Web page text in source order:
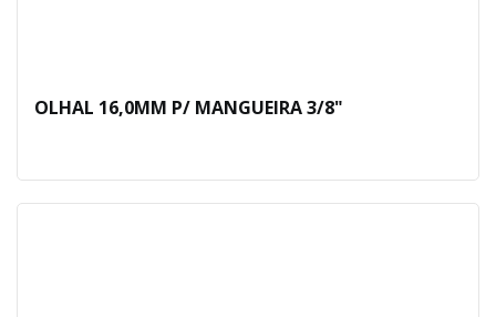
OLHAL 16,0MM P/ MANGUEIRA 3/8"